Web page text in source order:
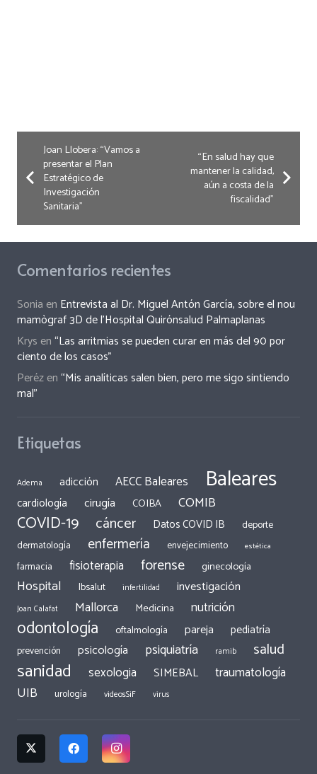
Joan Llobera: “Vamos a
presentar el Plan
Estratégico de
Investigación
Sanitaria”
“En salud hay que
mantener la calidad,
aún a costa de la
fiscalidad”
Comentarios recientes
Sonia en Entrevista al Dr. Miguel Antón García, sobre el nou
mamògraf 3D de l’Hospital Quirónsalud Palmaplanas
Krys en“Las arritmias se pueden curar en más del 90 por
ciento de los casos”
Perézen“Mis analíticas salen bien, pero me sigo sintiendo
mal”
Etiquetas
Adema adicción AECC Baleares Baleares
cardiología cirugía COIBA COMIB
COVID-19 cáncer Datos COVID IB
deporte
dermatología
enfermería envejecimiento estética
farmacia fisioterapia forense ginecología
Hospital Ibsalut infertilidad investigación
Joan Calafat Mallorca Medicina nutrición
odontología oftalmología pareja pediatría
prevención psicología psiquiatría ramib salud
sanidad sexologia SIMEBAL traumatología
UIB urología videosSiF virus